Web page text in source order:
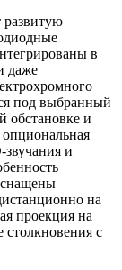
в
даже
под выбранный
обстановке и
опциональная
и
на
проекция на
столкновения с